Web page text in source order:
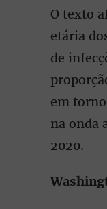
O texto
etária
de
em
na onda
2020.